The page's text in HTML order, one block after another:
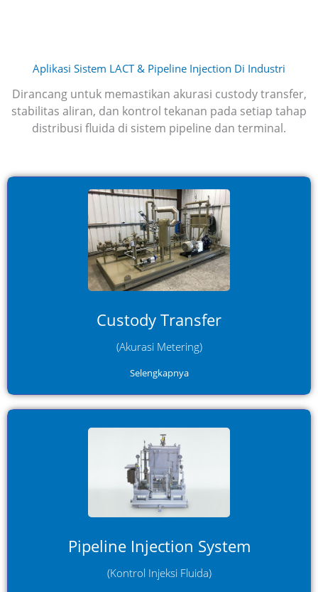
Aplikasi Sistem LACT & Pipeline Injection Di Industri
Dirancang untuk memastikan akurasi custody transfer,
stabilitas aliran, dan kontrol tekanan pada setiap tahap
distribusi fluida di sistem pipeline dan terminal.
Custody Transfer
(Akurasi Metering)
Selengkapnya
Digunakan untuk memastikan pengukuran fluida yang
akurat pada proses custody transfer, meminimalkan
Pipeline Injection System
(Kontrol Injeksi Fluida)
Mengatur injeksi fluida secara presisi ke dalam pipeline
untuk menjaga komposisi, tekanan, dan performa